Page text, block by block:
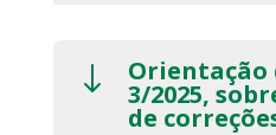
" Orientação
3/2025,
de